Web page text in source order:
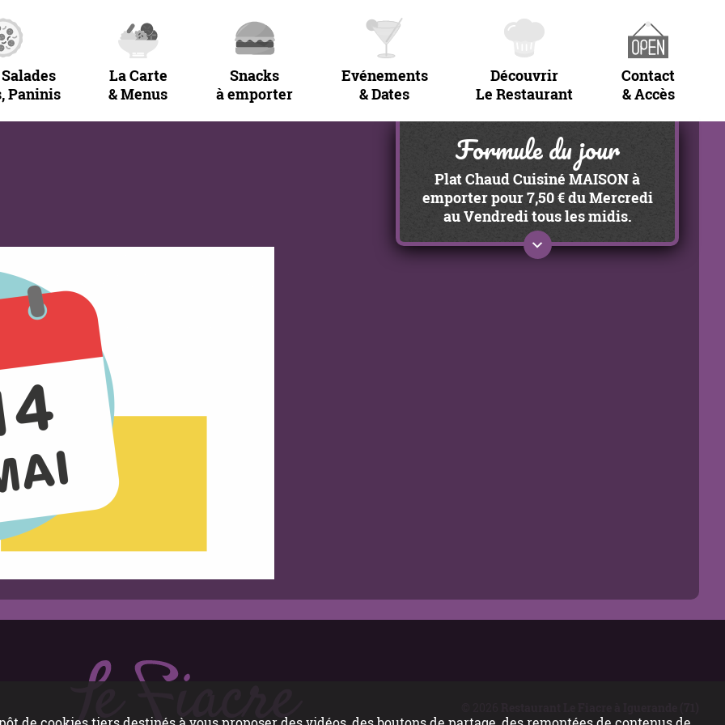
Paninis
La Carte
& Menus
Snacks
à emporter
Evénements
& Dates
Découvrir
Le Restaurant
Contact
& Accès
Formule du jour
Plat Chaud Cuisiné MAISON à
emporter pour 7,50 € du Mercredi
au Vendredi tous les midis.